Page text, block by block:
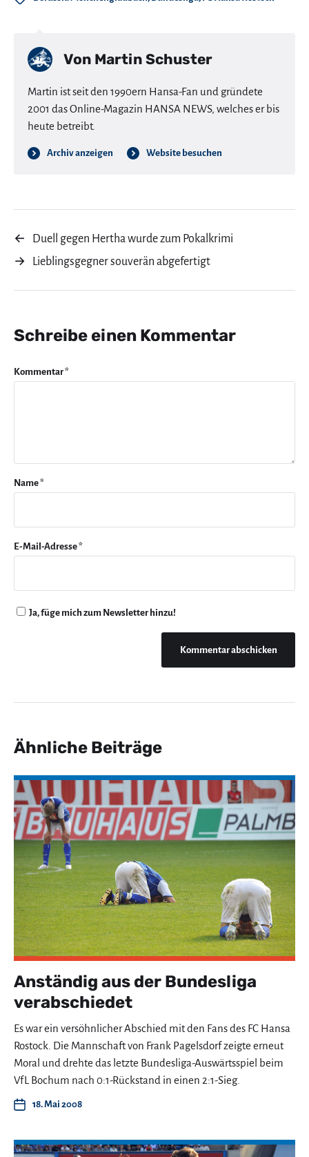
Von Martin Schuster
Martin ist seit den 1990ern Hansa-Fan und gründete
2001 das Online-Magazin HANSA NEWS, welches er bis
heute betreibt.
Archiv anzeigen Website besuchen
←
Duell gegen Hertha wurde zum Pokalkrimi
→
Lieblingsgegner souverän abgefertigt
Schreibe einen Kommentar
Kommentar*
Name*
E-Mail-Adresse*
Ja, füge mich zum Newsletter hinzu!
Ähnliche Beiträge
Anständig aus der Bundesliga
verabschiedet
Es war ein versöhnlicher Abschied mit den Fans des FC Hansa
Rostock. Die Mannschaft von Frank Pagelsdorf zeigte erneut
Moral und drehte das letzte Bundesliga-Auswärtsspiel beim
VfL Bochum nach 0:1-Rückstand in einen 2:1-Sieg.
18. Mai 2008